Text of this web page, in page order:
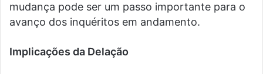
mudança pode ser um passo importante para o
avanço dos inquéritos em andamento.
Implicações da Delação